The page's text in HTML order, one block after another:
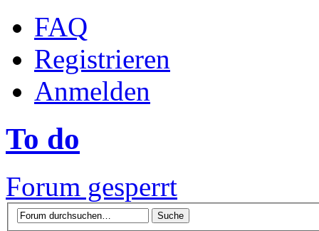
FAQ
Registrieren
Anmelden
To do
Forum gesperrt